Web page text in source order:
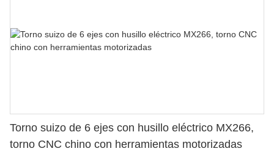
Torno suizo de 6 ejes con husillo eléctrico MX266,
torno CNC chino con herramientas motorizadas